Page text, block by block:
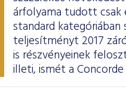
árfolyama tudott csak
standard
teljesítményt 2017
is részvényeinek
illeti, ismét a